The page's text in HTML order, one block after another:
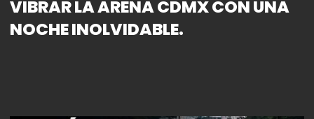
VIBRAR LA ARENA CDMX CON UNA
NOCHE INOLVIDABLE.